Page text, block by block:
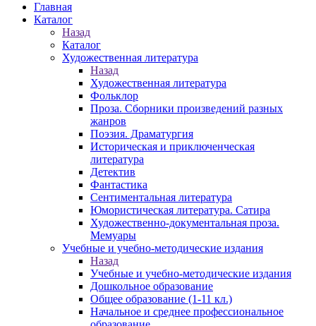
Главная
Каталог
Назад
Каталог
Художественная литература
Назад
Художественная литература
Фольклор
Проза. Сборники произведений разных
жанров
Поэзия. Драматургия
Историческая и приключенческая
литература
Детектив
Фантастика
Сентиментальная литература
Юмористическая литература. Сатира
Художественно-документальная проза.
Мемуары
Учебные и учебно-методические издания
Назад
Учебные и учебно-методические издания
Дошкольное образование
Общее образование (1-11 кл.)
Начальное и среднее профессиональное